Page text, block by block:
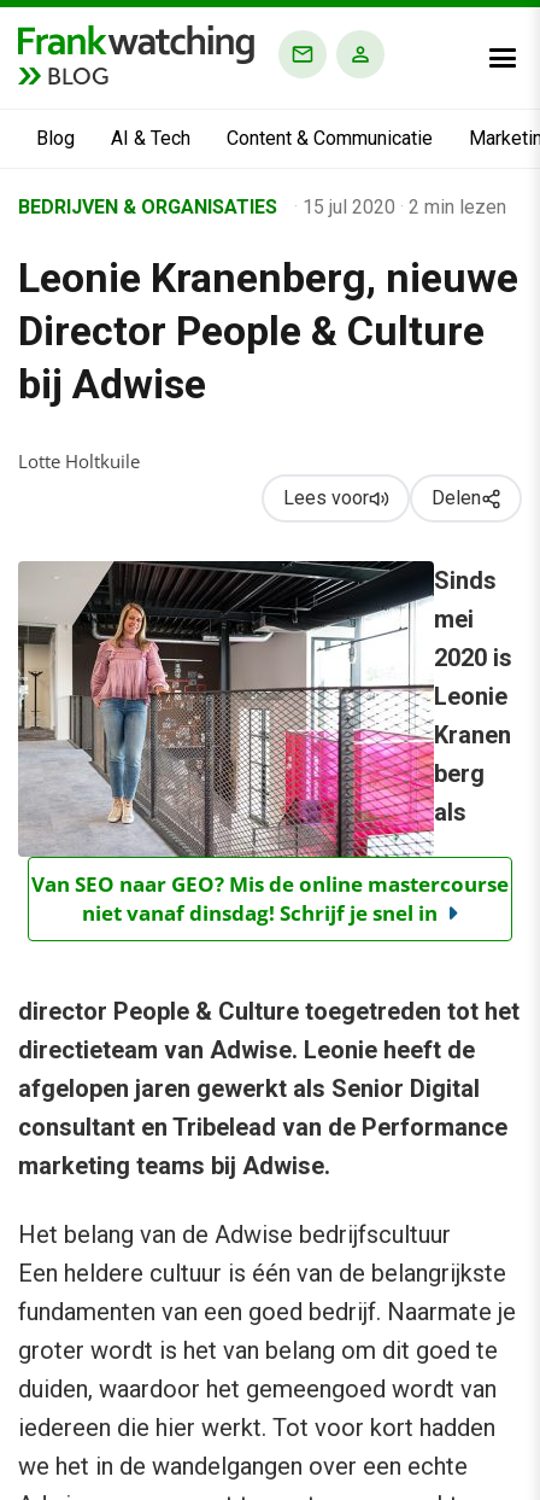
BLOG
Blog AI & Tech Content & Communicatie
Business Channel
Mens & Werk
›
BEDRIJVEN & ORGANISATIES · 15 jul 2020 · 2 min lezen
Leonie Kranenberg, nieuwe
Director People & Culture
bij Adwise
Lotte Holtkuile
Lees voor Delen
Van SEO naar GEO? Mis de online mastercourse
niet vanaf dinsdag! Schrijf je snel in
Sinds
mei
2020 is
Leonie
Kranen
berg
als
director People & Culture toegetreden tot het
directieteam van Adwise. Leonie heeft de
afgelopen jaren gewerkt als Senior Digital
consultant en Tribelead van de Performance
marketing teams bij Adwise.
Het belang van de Adwise bedrijfscultuur
Een heldere cultuur is één van de belangrijkste
fundamenten van een goed bedrijf. Naarmate je
groter wordt is het van belang om dit goed te
duiden, waardoor het gemeengoed wordt van
iedereen die hier werkt. Tot voor kort hadden
we het in de wandelgangen over een echte